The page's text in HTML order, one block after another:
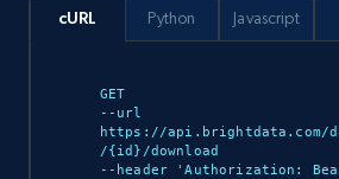
eCommerce
901+
cURL
GET
--url
https://api.brightdata.com/
/{id}/download
--header 'Authorization:
Python Javascript